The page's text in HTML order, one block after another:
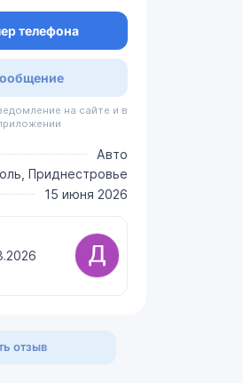
телефона
на сайте и в
Авто
Приднестровье
15 июня 2026
отзыв